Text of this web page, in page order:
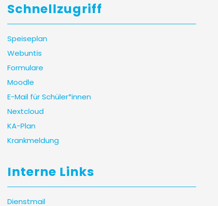
Schnellzugriff
Speiseplan
Webuntis
Formulare
Moodle
E-Mail für Schüler*innen
Nextcloud
KA-Plan
Krankmeldung
Interne Links
Dienstmail